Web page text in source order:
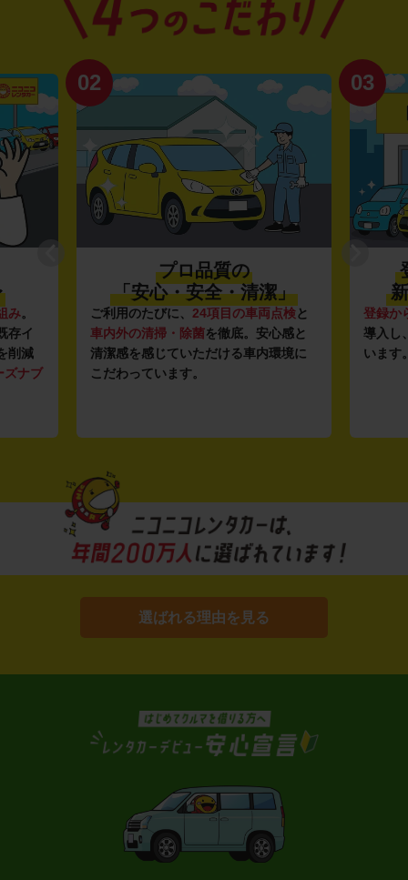
み。
存イ
削減
ズナブ
02
プロ品質の
「安心・安全・清潔」
ご利用のたびに、 24項目の車両点検と
車内外の清掃・除菌を徹底。安心感と
清潔感を感じていただける車内環境に
こだわっています。
03
登録か
導入し
います
選ばれる理由を見る